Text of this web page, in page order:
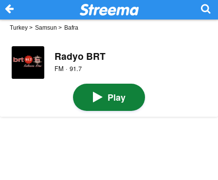
Turkey > Samsun > Bafra
Radyo BRT
FM · 91.7
Play